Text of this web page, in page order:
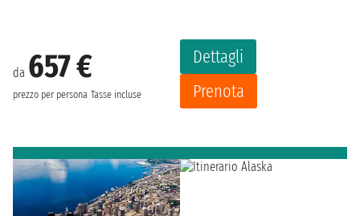
da 657 €
prezzo per persona Tasse incluse
Dettagli
Prenota